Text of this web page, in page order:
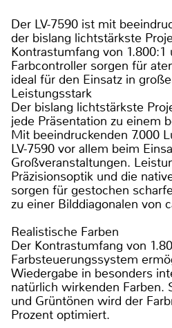
Der LV-7590 ist mit
der bislang lichtstärkste
Kontrastumfang von 1.800:1
Farbcontroller sorgen für
ideal für den Einsatz in
Leistungsstark
Der bislang lichtstärkste
jede Präsentation zu einem
Mit beeindruckenden 7.000
LV-7590 vor allem beim
Großveranstaltungen.
Präzisionsoptik und die
sorgen für gestochen
zu einer Bilddiagonalen von
Realistische Farben
Der Kontrastumfang von
Farbsteuerungssystem
Wiedergabe in besonders
natürlich wirkenden Farben.
und Grüntönen wird der
Prozent optimiert.